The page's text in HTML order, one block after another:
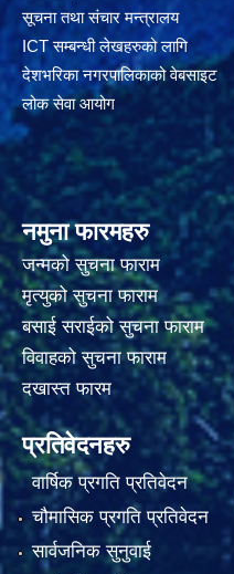
सूचना तथा संचार मन्त्रालय
ICT सम्बन्धी लेखहरुको लागि
देशभरिका नगरपालिकाको वेबसाइट
लोक सेवा आयोग
नमुना फारमहरु
जन्मको सुचना फाराम
मृत्युको सुचना फाराम
बसाई सराईको सुचना फाराम
विवाहको सुचना फाराम
दखास्त फारम
प्रतिवेदनहरु
वार्षिक प्रगति प्रतिवेदन
चौमासिक प्रगति प्रतिवेदन
सार्वजनिक सुनुवाई